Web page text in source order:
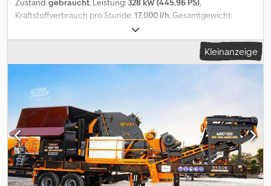
Zustand:gebraucht, Leistung: 328 kW (445,96 PS),
Kraftstoffverbrauch pro Stunde:17.000 l/h, Gesamtgewicht:
, With FABO Guarantee Purchased &
Overhauled by FABO: The machine was purchased by our
company and has undergone all necessary inspections.
Comprehensive Maintenance: All service and maintenance
procedures have been meticulously completed. Dedpfx
Adezgwcgoqeck Replaced Wear Parts: All worn-out wear parts
have been replaced to meet original quality standards. Ready for
Immediate Use: The machine is in stock and can be shipped to
your construction site the same day it is purchased. Technical
Specifications: Model: Sandvik QI441 Serial Number: 1884BG14205
Operating Hours: 17,000 hours Capacity: 300 – 500 tons/hour
Crusher Dimensions: 1380 x 800 mm Motor : CAT 328 kW Weight:
52,500 kg Year of Manufacture: 2014
Kleinanzeige